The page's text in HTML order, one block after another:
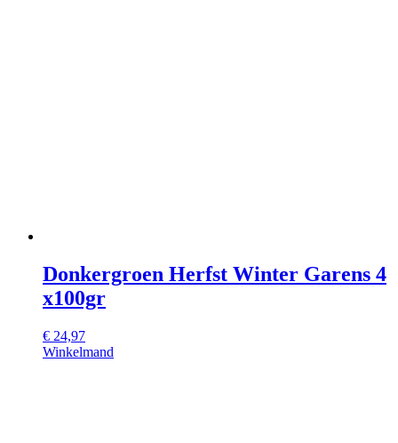
Donkergroen Herfst Winter Garens 4
x100gr
€ 24,97
Winkelmand